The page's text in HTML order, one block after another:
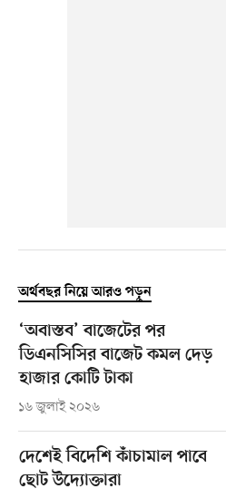
অর্থবছর নিয়ে আরও পড়ুন
‘অবাস্তব’ বাজেটের পর
ডিএনসিসির বাজেট কমল দেড়
হাজার কোটি টাকা
১৬ জুলাই ২০২৬
দেশেই বিদেশি কাঁচামাল পাবে
ছোট উদ্যোক্তারা